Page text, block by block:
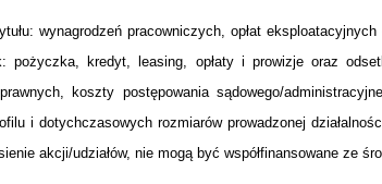
wynagrodzeń pracowniczych, opłat
pożyczka, kredyt, leasing, opłaty i prowizje oraz
koszty postępowania sądowego/
i dotychczasowych rozmiarów prowadzonej
akcji/udziałów, nie mogą być współfinansowane ze